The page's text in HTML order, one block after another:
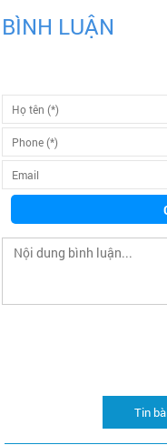
BÌNH LUẬN
Tin